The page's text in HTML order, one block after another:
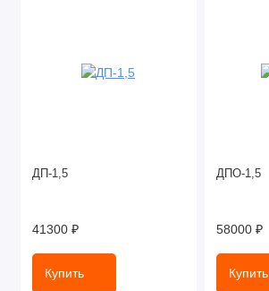
ДП-1,5
41300 ₽
Купить
ДПО-1,5
58000 ₽
Купить